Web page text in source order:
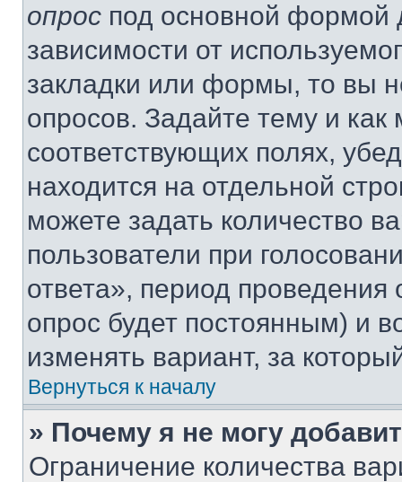
опрос под основной формой
зависимости от
закладки или формы, то вы
опросов. Задайте тему и
соответствующих полях,
находится на отдельной
можете задать количество
пользователи при
ответа», период проведения
опрос будет постоянным) и
изменять вариант, за
Вернуться к началу
» Почему я не могу
Ограничение количества